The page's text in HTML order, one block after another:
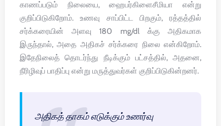
காணப்படும் நிலையை, ஹைபர்கிளைசீமியா என்று
குறிப்பிடுகிறோம். உணவு சாப்பிட்ட பிறகும், ரத்தத்தில்
சர்க்கரையின் அளவு 180 mg/dl க்கு அதிகமாக
இருந்தால், அதை அதிகச் சர்க்கரை நிலை என்கிறோம்.
இதேநிலைத் தொடர்ந்து நீடிக்கும் பட்சத்தில், அதனை,
நீரிழிவுப் பாதிப்பு என்று மருத்துவர்கள் குறிப்பிடுகின்றனர்.
அதிகத் தாகம் எடுக்கும் உணர்வு